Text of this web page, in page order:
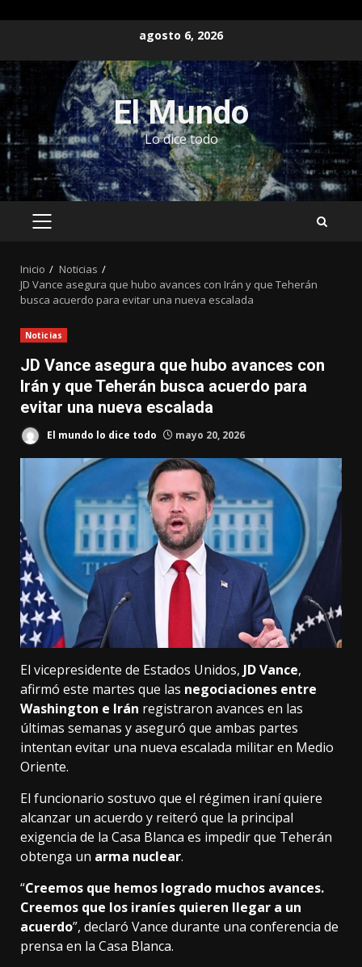
contenido
agosto 6, 2026
El Mundo
Lo dice todo
MENÚ
Inicio
Noticias
JD Vance asegura que hubo avances con Irán y que Teherán
busca acuerdo para evitar una nueva escalada
Noticias
JD Vance asegura que hubo avances con
Irán y que Teherán busca acuerdo para
evitar una nueva escalada
El mundo lo dice todo mayo 20, 2026
El vicepresidente de Estados Unidos, JD Vance,
afirmó este martes que las negociaciones entre
Washington e Irán registraron avances en las
últimas semanas y aseguró que ambas partes
intentan evitar una nueva escalada militar en Medio
Oriente.
El funcionario sostuvo que el régimen iraní quiere
alcanzar un acuerdo y reiteró que la principal
exigencia de la Casa Blanca es impedir que Teherán
obtenga un arma nuclear.
“Creemos que hemos logrado muchos avances.
Creemos que los iraníes quieren llegar a un
acuerdo”, declaró Vance durante una conferencia de
prensa en la Casa Blanca.